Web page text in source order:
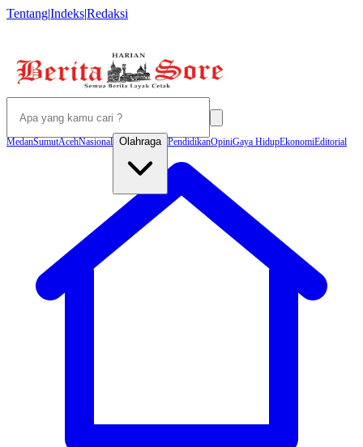
Tentang|Indeks|Redaksi
MedanSumutAcehNasional Olahraga PendidikanOpiniGaya HidupEkonomiEditorial